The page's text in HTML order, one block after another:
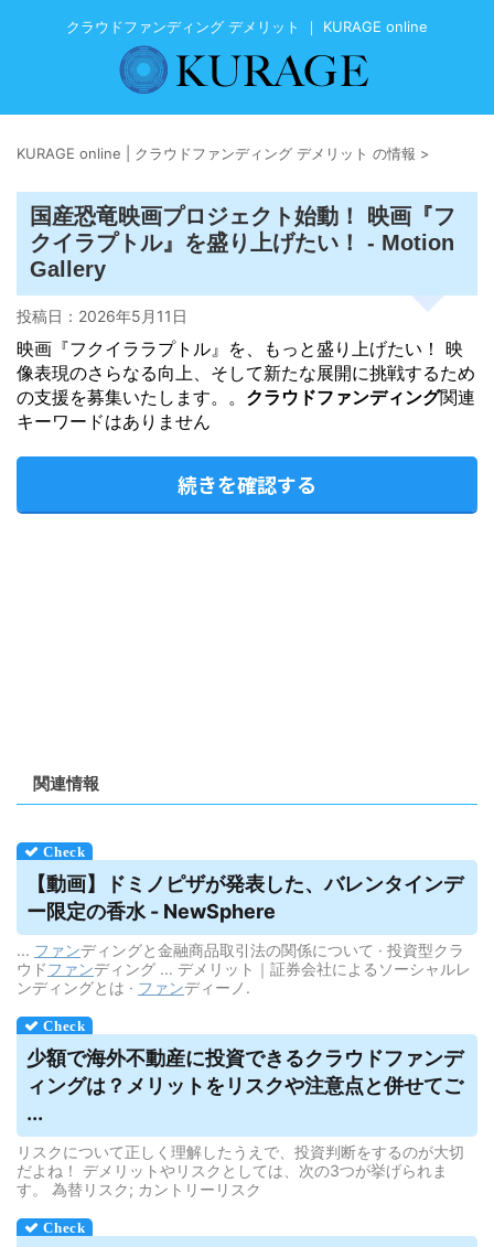
クラウドファンディング デメリット ｜ KURAGE online
KURAGE online | クラウドファンディング デメリット の情報 >
国産恐竜映画プロジェクト始動！ 映画『フ
クイラプトル』を盛り上げたい！ - Motion
Gallery
投稿日： 2026年5月11日
映画『フクイララプトル』を、もっと盛り上げたい！ 映
像表現のさらなる向上、そして新たな展開に挑戦するため
の支援を募集いたします。。 クラウドファンディング関連
キーワードはありません
続きを確認する
関連情報
【動画】ドミノピザが発表した、バレンタインデ
ー限定の香水 - NewSphere
... ファンディングと金融商品取引法の関係について · 投資型クラ
ウドファンディング ... デメリット｜証券会社によるソーシャルレ
ンディングとは · ファンディーノ.
少額で海外不動産に投資できるクラウドファンデ
ィングは？メリットをリスクや注意点と併せてご
...
リスクについて正しく理解したうえで、投資判断をするのが大切
だよね！ デメリットやリスクとしては、次の3つが挙げられま
す。 為替リスク; カントリーリスク